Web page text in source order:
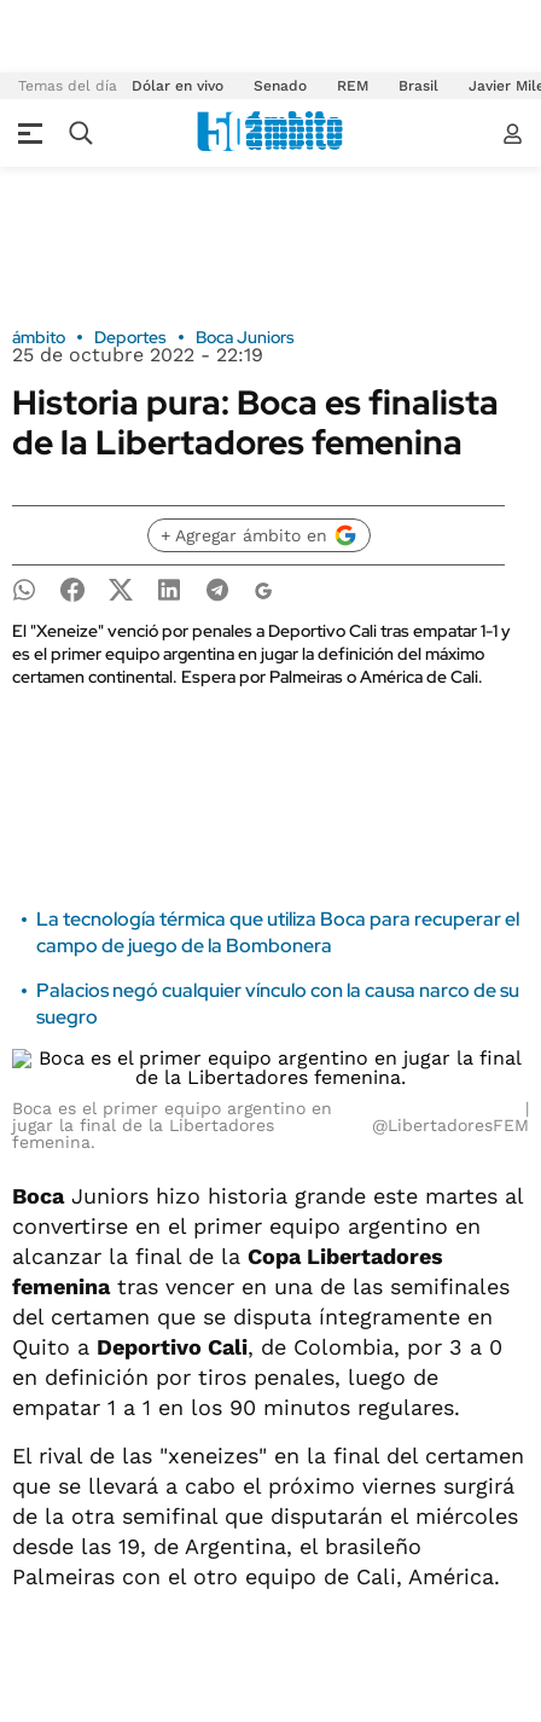
Temas del día Dólar en vivo Senado REM Brasil Javier
ámbito Deportes Boca Juniors
25 de octubre 2022 - 22:19
Historia pura: Boca es finalista
de la Libertadores femenina
+ Agregar ámbito en
El "Xeneize" venció por penales a Deportivo Cali tras empatar 1-1 y
es el primer equipo argentina en jugar la definición del máximo
certamen continental. Espera por Palmeiras o América de Cali.
La tecnología térmica que utiliza Boca para recuperar el
campo de juego de la Bombonera
Palacios negó cualquier vínculo con la causa narco de su
suegro
Boca es el primer equipo argentino en
jugar la final de la Libertadores
femenina.
@LibertadoresFEM
BocaJuniors hizo historia grande este martes al
convertirse en el primer equipo argentino en
alcanzar la final de la Copa Libertadores
femeninatras vencer en una de las semifinales
del certamen que se disputa íntegramente en
Quito a Deportivo Cali, de Colombia, por 3 a 0
en definición por tiros penales, luego de
empatar 1 a 1 en los 90 minutos regulares.
El rival de las "xeneizes" en la final del certamen
que se llevará a cabo el próximo viernes surgirá
de la otra semifinal que disputarán el miércoles
desde las 19, de Argentina, el brasileño
Palmeiras con el otro equipo de Cali, América.